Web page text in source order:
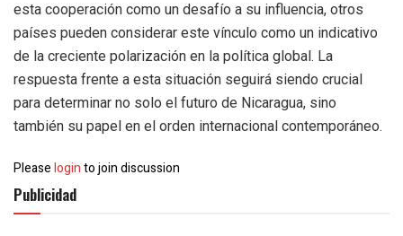
esta cooperación como un desafío a su influencia, otros
países pueden considerar este vínculo como un indicativo
de la creciente polarización en la política global. La
respuesta frente a esta situación seguirá siendo crucial
para determinar no solo el futuro de Nicaragua, sino
también su papel en el orden internacional contemporáneo.
Pleaseloginto join discussion
Publicidad